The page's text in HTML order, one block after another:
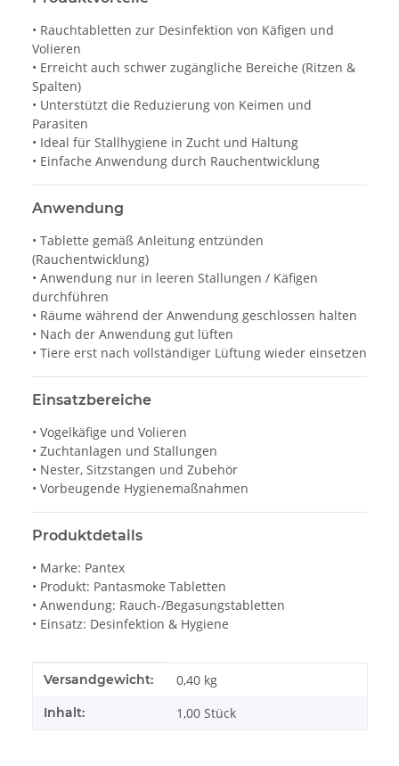
• Rauchtabletten zur Desinfektion von Käfigen und
Volieren
• Erreicht auch schwer zugängliche Bereiche (Ritzen &
Spalten)
• Unterstützt die Reduzierung von Keimen und
Parasiten
• Ideal für Stallhygiene in Zucht und Haltung
• Einfache Anwendung durch Rauchentwicklung
Anwendung
• Tablette gemäß Anleitung entzünden
(Rauchentwicklung)
• Anwendung nur in leeren Stallungen / Käfigen
durchführen
• Räume während der Anwendung geschlossen halten
• Nach der Anwendung gut lüften
• Tiere erst nach vollständiger Lüftung wieder einsetzen
Einsatzbereiche
• Vogelkäfige und Volieren
• Zuchtanlagen und Stallungen
• Nester, Sitzstangen und Zubehör
• Vorbeugende Hygienemaßnahmen
Produktdetails
• Marke: Pantex
• Produkt: Pantasmoke Tabletten
• Anwendung: Rauch-/Begasungstabletten
• Einsatz: Desinfektion & Hygiene
Produkteigenschaft
Wert
Versandgewicht: 0,40 kg
Inhalt: 1,00 Stück